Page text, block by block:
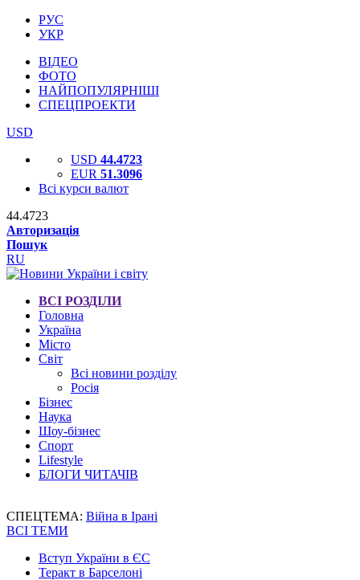
РУС
УКР
ВІДЕО
ФОТО
НАЙПОПУЛЯРНІШІ
СПЕЦПРОЕКТИ
USD
USD 44.4723
EUR 51.3096
Всі курси валют
44.4723
Авторизація
Пошук
RU
ВСІ РОЗДІЛИ
Головна
Україна
Місто
Світ
Всі новини розділу
Росія
Бізнес
Наука
Шоу-бізнес
Спорт
Lifestyle
БЛОГИ ЧИТАЧІВ
СПЕЦТЕМА: Війна в Ірані
ВСІ ТЕМИ
Вступ України в ЄС
Теракт в Барселоні